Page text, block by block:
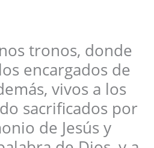
tronos, donde
encargados de
vivos a los
sacrificados por
de Jesús y